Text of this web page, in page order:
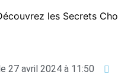
les Secrets
27 avril 2024 à 11:50